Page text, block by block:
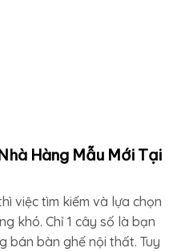
Hàng Mẫu Mới Tại
việc tìm kiếm và lựa chọn
khó. Chỉ 1 cây số là bạn
bán bàn ghế nội thất. Tuy